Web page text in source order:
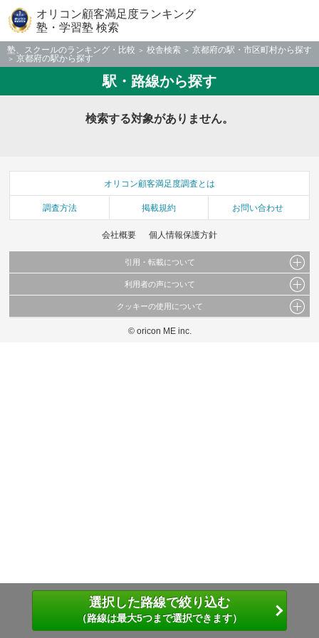
オリコン顧客満足度ランキング
塾・学習塾 検索
塾、スクールのランキング・比較 校舎検索
京都府の駅・市区町村から探す
京都府の駅から探す
駅・路線から探す
検索する対象がありません。
選択した路線で絞り込む
（路線は最大5つまで選択できます）
オリコン顧客満足度調査とは
調査方法 掲載規約 お問い合わせ
会社概要 個人情報保護方針
引用・転載について
当サイトで公開されている情報（文字、写真、イラスト、画像データ等）及びこれらの配
これらの情報を権利者の許可なく無断転載・複製などの二次利用を行うことは固く禁じて
利用者の声について
当サイトに掲載している内容はすべてサービスの利用者が提出された見解・感想です。
弊社の見解・ 意見ではないことをご理解いただいた上でご覧ください。
クッキーの使用について
このサイトでは Cookie を使用して、ユーザーに合わせたコンテンツや広告の表示、ソー
© oricon ME inc.